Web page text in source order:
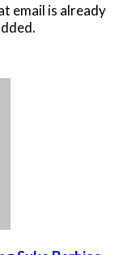
email is already